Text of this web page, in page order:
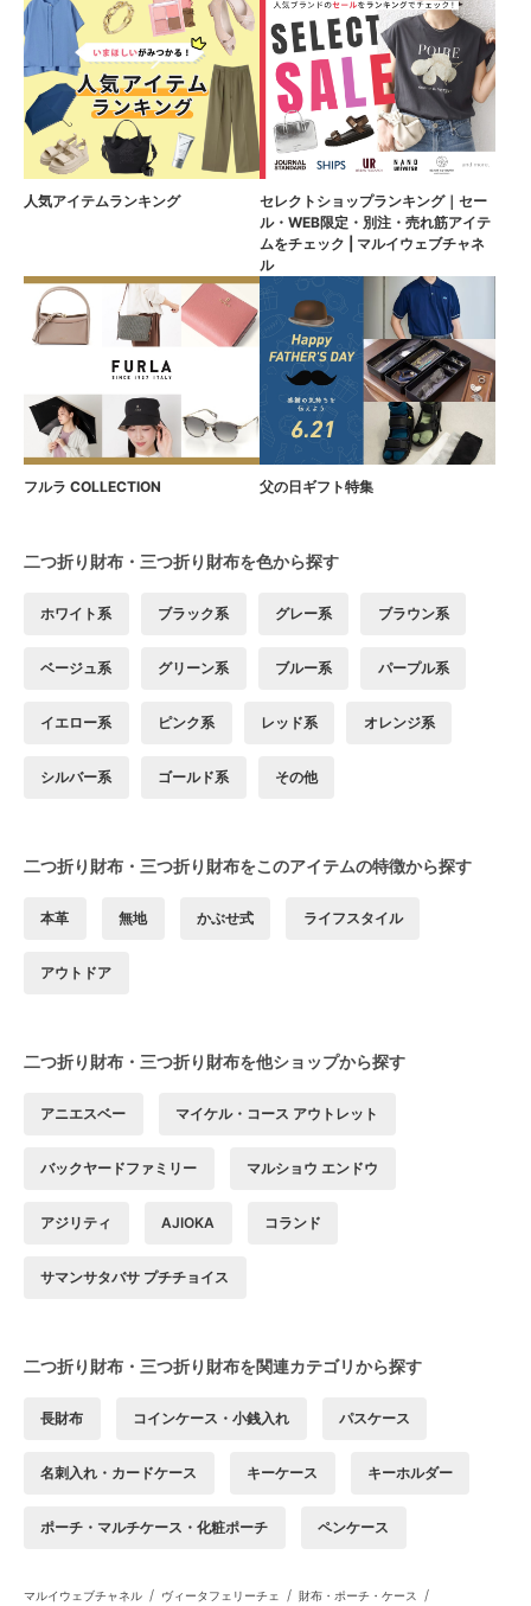
人気アイテムランキング
セレクトショップランキング｜セー
ル・WEB限定・別注・売れ筋アイテ
ムをチェック | マルイウェブチャネ
ル
フルラ COLLECTION 父の日ギフト特集
二つ折り財布・三つ折り財布を色から探す
ホワイト系 ブラック系 グレー系 ブラウン系
ベージュ系 グリーン系 ブルー系 パープル系
イエロー系 ピンク系 レッド系 オレンジ系
シルバー系 ゴールド系 その他
二つ折り財布・三つ折り財布をこのアイテムの特徴から探す
本革 無地 かぶせ式 ライフスタイル
アウトドア
二つ折り財布・三つ折り財布を他ショップから探す
アニエスベー マイケル・コース アウトレット
バックヤードファミリー マルショウ エンドウ
アジリティ AJIOKA コランド
サマンサタバサ プチチョイス
二つ折り財布・三つ折り財布を関連カテゴリから探す
長財布 コインケース・小銭入れ パスケース
名刺入れ・カードケース キーケース キーホルダー
ポーチ・マルチケース・化粧ポーチ ペンケース
マルイウェブチャネル / ヴィータフェリーチェ / 財布・ポーチ・ケース /